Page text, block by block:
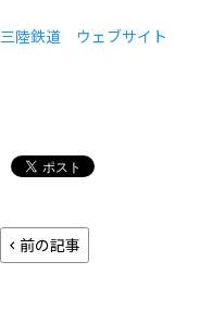
三陸鉄道 ウェブサイト
前の記事